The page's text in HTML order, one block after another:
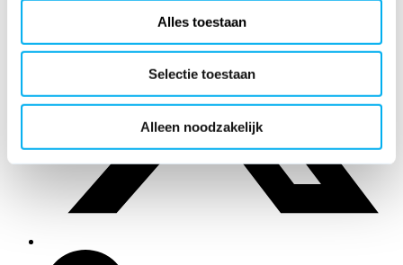
Alles toestaan
Selectie toestaan
Alleen noodzakelijk